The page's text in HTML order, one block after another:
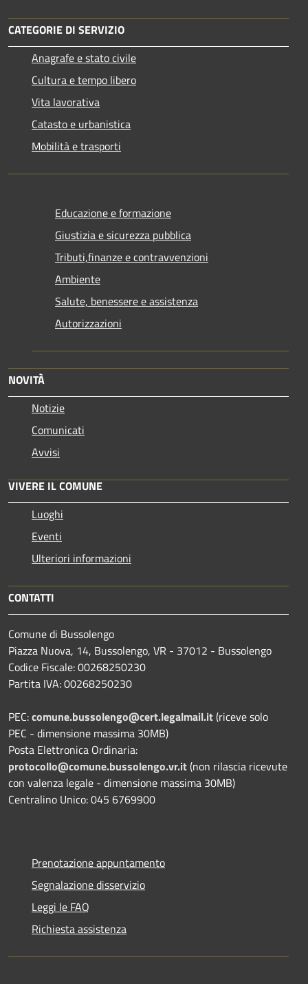
CATEGORIE DI SERVIZIO
Anagrafe e stato civile
Cultura e tempo libero
Vita lavorativa
Catasto e urbanistica
Mobilità e trasporti
Educazione e formazione
Giustizia e sicurezza pubblica
Tributi,finanze e contravvenzioni
Ambiente
Salute, benessere e assistenza
Autorizzazioni
NOVITÀ
Notizie
Comunicati
Avvisi
VIVERE IL COMUNE
Luoghi
Eventi
Ulteriori informazioni
CONTATTI
Comune di Bussolengo
Piazza Nuova, 14, Bussolengo, VR - 37012 - Bussolengo
Codice Fiscale: 00268250230
Partita IVA: 00268250230
PEC:comune.bussolengo@cert.legalmail.it(riceve solo
PEC - dimensione massima 30MB)
Posta Elettronica Ordinaria:
protocollo@comune.bussolengo.vr.it(non rilascia ricevute
con valenza legale - dimensione massima 30MB)
Centralino Unico: 045 6769900
Prenotazione appuntamento
Segnalazione disservizio
Leggi le FAQ
Richiesta assistenza